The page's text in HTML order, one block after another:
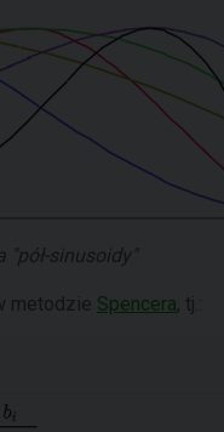
"pół-sinusoidy"
metodzie Spencera, tj.: